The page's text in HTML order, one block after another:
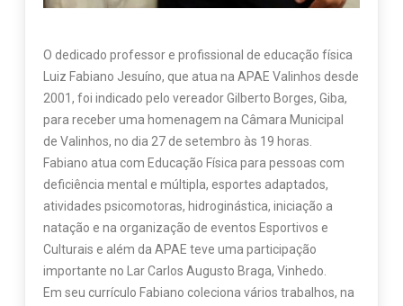
O dedicado professor e profissional de educação física
Luiz Fabiano Jesuíno, que atua na APAE Valinhos desde
2001, foi indicado pelo vereador Gilberto Borges, Giba,
para receber uma homenagem na Câmara Municipal
de Valinhos, no dia 27 de setembro às 19 horas.
Fabiano atua com Educação Física para pessoas com
deficiência mental e múltipla, esportes adaptados,
atividades psicomotoras, hidroginástica, iniciação a
natação e na organização de eventos Esportivos e
Culturais e além da APAE teve uma participação
importante no Lar Carlos Augusto Braga, Vinhedo.
Em seu currículo Fabiano coleciona vários trabalhos, na